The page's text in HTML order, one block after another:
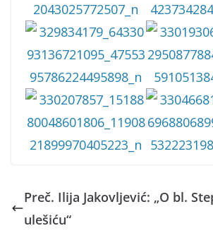
Preč. Ilija Jakovljević: „O bl.
ulešiću“